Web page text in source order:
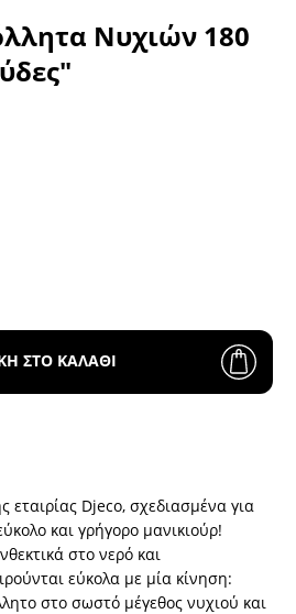
Νυχιών 180
ΣΤΟ ΚΑΛΑΘΙ
εταιρίας Djeco, σχεδιασμένα για
και γρήγορο μανικιούρ!
στο νερό και
εύκολα με μία κίνηση:
στο σωστό μέγεθος νυχιού και